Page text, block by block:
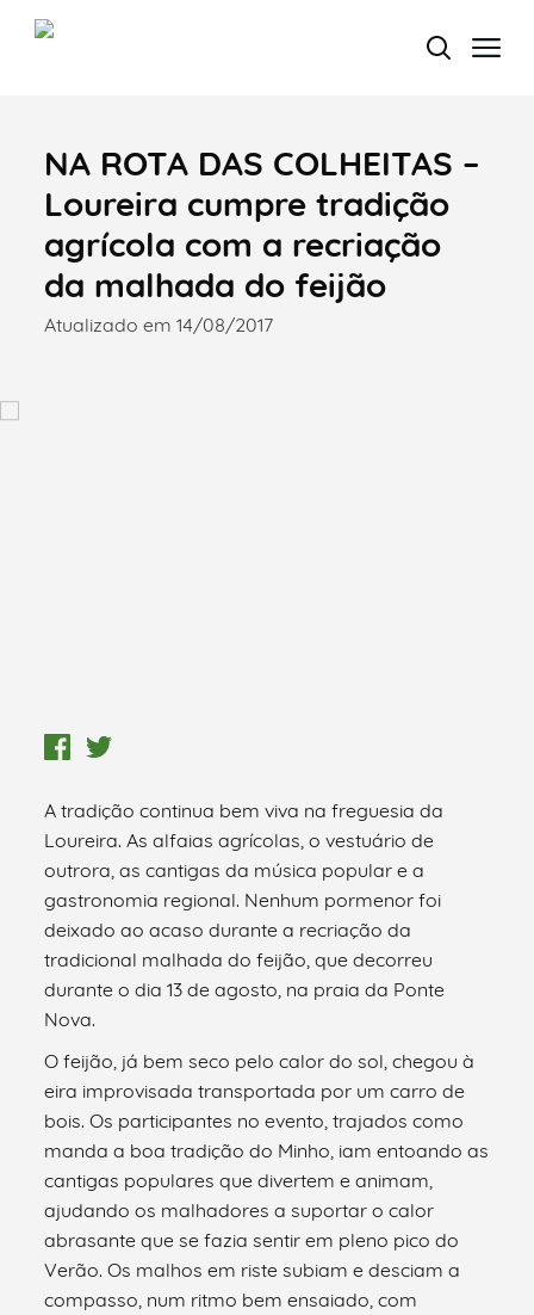
Termo de Pesquisa
Categorias gerais
NA ROTA DAS COLHEITAS –
Loureira cumpre tradição
agrícola com a recriação
da malhada do feijão
Atualizado em 14/08/2017
A tradição continua bem viva na freguesia da
Loureira. As alfaias agrícolas, o vestuário de
outrora, as cantigas da música popular e a
gastronomia regional. Nenhum pormenor foi
deixado ao acaso durante a recriação da
tradicional malhada do feijão, que decorreu
durante o dia 13 de agosto, na praia da Ponte
Nova.
O feijão, já bem seco pelo calor do sol, chegou à
eira improvisada transportada por um carro de
bois. Os participantes no evento, trajados como
manda a boa tradição do Minho, iam entoando as
cantigas populares que divertem e animam,
ajudando os malhadores a suportar o calor
abrasante que se fazia sentir em pleno pico do
Verão. Os malhos em riste subiam e desciam a
compasso, num ritmo bem ensaiado, com